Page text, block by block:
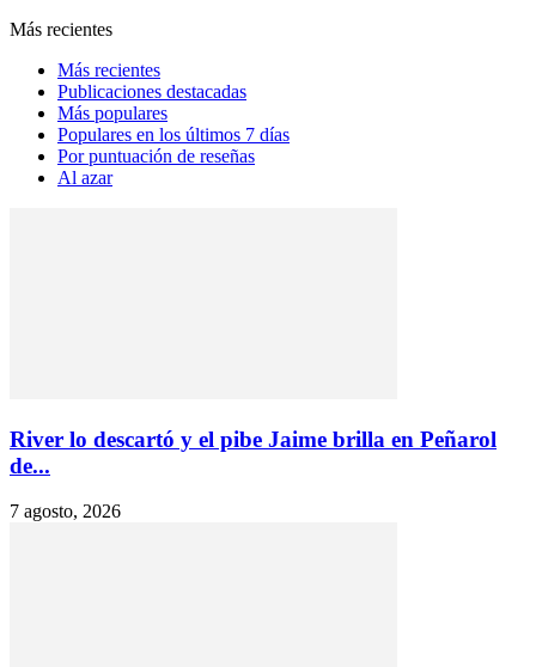
Más recientes
Más recientes
Publicaciones destacadas
Más populares
Populares en los últimos 7 días
Por puntuación de reseñas
Al azar
River lo descartó y el pibe Jaime brilla en Peñarol
de...
7 agosto, 2026